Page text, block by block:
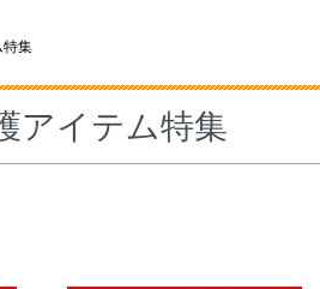
特集
アイテム特集